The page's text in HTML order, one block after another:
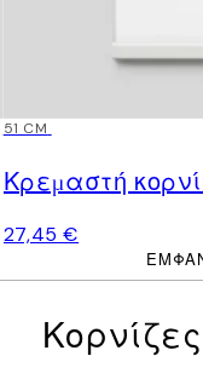
51 CM
Κρεμαστή
27,45 €
Κορνίζες